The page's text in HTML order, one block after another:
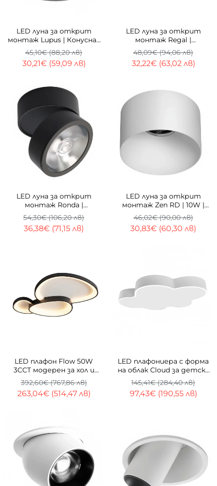
LED луна за открит
монтаж Lupus | Конусна |
6W | 3000K
30,21€ (59,09 лв)
45,10€ (88,20 лв)
LED луна за открит
монтаж Regal |
Цилиндрична |
Honeycomb | 3000K
32,22€ (63,02 лв)
48,09€ (94,06 лв)
LED луна за открит
монтаж Ronda |
Регулируема | 12W |
3000K
36,38€ (71,15 лв)
54,30€ (106,20 лв)
LED луна за открит
монтаж Zen RD | 10W |
3000K
30,83€ (60,30 лв)
46,02€ (90,00 лв)
LED плафон Flow 50W
3CCT модерен за хол и
трапезария
263,04€ (514,47 лв)
392,60€ (767,86 лв)
LED плафониера с форма
на облак Cloud за детска
стая
97,43€ (190,55 лв)
145,41€ (284,40 лв)